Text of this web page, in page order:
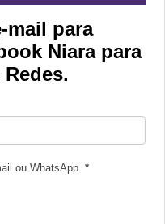
para o
teve início o 4º
mail para
Niara para
ou WhatsApp. *